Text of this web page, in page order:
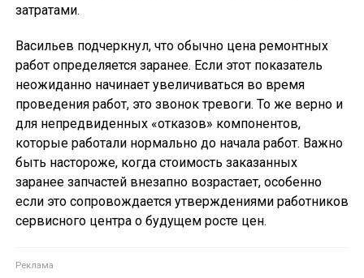
затратами.
Васильев подчеркнул, что обычно цена ремонтных
работ определяется заранее. Если этот показатель
неожиданно начинает увеличиваться во время
проведения работ, это звонок тревоги. То же верно и
для непредвиденных «отказов» компонентов,
которые работали нормально до начала работ. Важно
быть настороже, когда стоимость заказанных
заранее запчастей внезапно возрастает, особенно
если это сопровождается утверждениями работников
сервисного центра о будущем росте цен.